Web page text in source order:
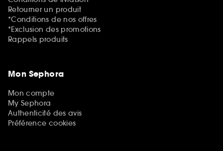
Retourner un produit
*Conditions de nos offres
*Exclusion des promotions
Rappels produits
Mon Sephora
Mon compte
My Sephora
Authenticité des avis
Préférence cookies